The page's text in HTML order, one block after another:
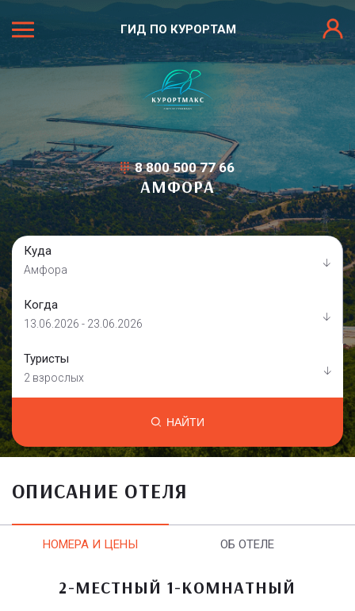
ГИД ПО КУРОРТАМ
8 800 500 77 66
АМФОРА
Куда
Амфора
Когда
13.06.2026 - 23.06.2026
Туристы
2 взрослых
НАЙТИ
ОПИСАНИЕ ОТЕЛЯ
НОМЕРА И ЦЕНЫ ОБ ОТЕЛЕ
2-МЕСТНЫЙ 1-КОМНАТНЫЙ